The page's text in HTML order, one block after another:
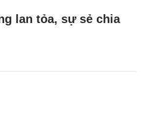
lan tỏa, sự sẻ chia